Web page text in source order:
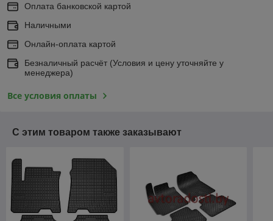
Оплата банковской картой
Наличными
Онлайн-оплата картой
Безналичный расчёт (Условия и цену уточняйте у
менеджера)
Все условия оплаты
С этим товаром также заказывают